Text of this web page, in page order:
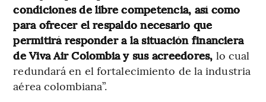
condiciones de libre competencia, así como
para ofrecer el respaldo necesario que
permitirá responder a la situación financiera
de Viva Air Colombia y sus acreedores, lo cual
redundará en el fortalecimiento de la industria
aérea colombiana”.